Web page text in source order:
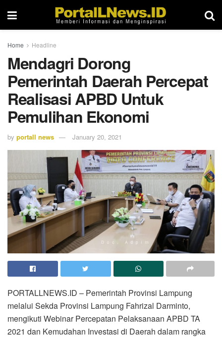
Home Headline
Mendagri Dorong
Pemerintah Daerah Percepat
Realisasi APBD Untuk
Pemulihan Ekonomi
by portall news January 20, 2021
PORTALLNEWS.ID – Pemerintah Provinsi Lampung
melalui Sekda Provinsi Lampung Fahrizal Darminto,
mengikuti Webinar Percepatan Pelaksanaan APBD TA
2021 dan Kemudahan Investasi di Daerah dalam rangka